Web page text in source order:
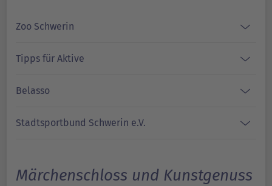
Zoo Schwerin
Tipps für Aktive
Belasso
Stadtsportbund Schwerin e.V.
Märchenschloss und Kunstgenuss